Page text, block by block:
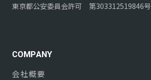
東京都公安委員会許可 第303312519846号
COMPANY
会社概要